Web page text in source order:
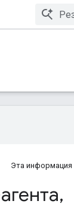
Эта информация
,